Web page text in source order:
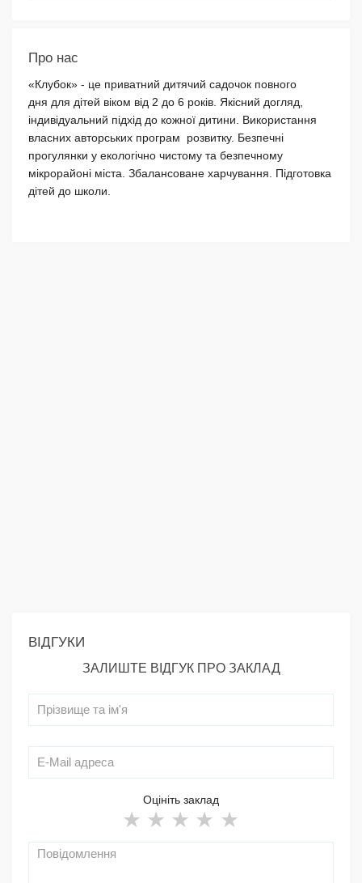
Про нас
«Клубок» - це приватний дитячий садочок повного
дня для дітей віком від 2 до 6 років. Якісний догляд,
індивідуальний підхід до кожної дитини. Використання
власних авторських програм розвитку. Безпечні
прогулянки у екологічно чистому та безпечному
мікрорайоні міста. Збалансоване харчування. Підготовка
дітей до школи.
ВІДГУКИ
ЗАЛИШТЕ ВІДГУК ПРО ЗАКЛАД
Оцініть заклад